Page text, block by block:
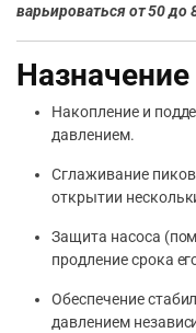
варьироваться от 50 до
Назначение
Накопление и
давлением.
Сглаживание
открытии
Защита насоса
продление срока
Обеспечение
давлением